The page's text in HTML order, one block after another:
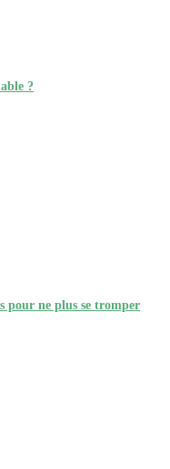
?
pour ne plus se tromper